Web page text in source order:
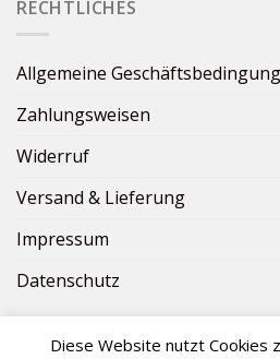
RECHTLICHES
Allgemeine
Zahlungsweisen
Widerruf
Versand & Lieferung
Impressum
Datenschutz
Diese Website nutzt Cookies